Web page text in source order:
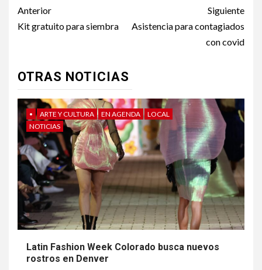
Post
navigation
Anterior
Kit gratuito para siembra
Siguiente
Asistencia para contagiados
con covid
OTRAS NOTICIAS
• ARTE Y CULTURA EN AGENDA
LOCAL
NOTICIAS
Latin Fashion Week Colorado busca nuevos
rostros en Denver